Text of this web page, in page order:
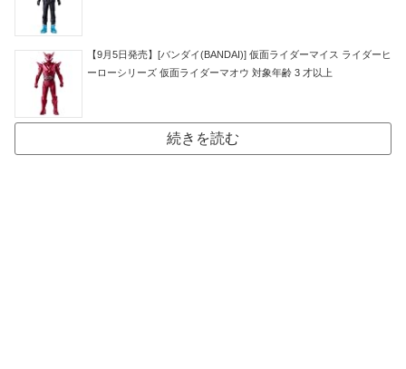
【9月5日発売】[バンダイ(BANDAI)] 仮面ライダーマイス ライダーヒ
ーローシリーズ 仮面ライダーマオウ 対象年齢 3 才以上
続きを読む